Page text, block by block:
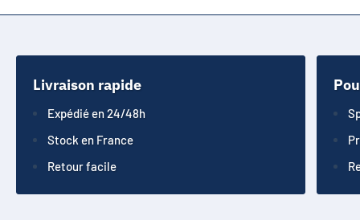
Livraison rapide
Expédié en 24/48h
Stock en France
Retour facile